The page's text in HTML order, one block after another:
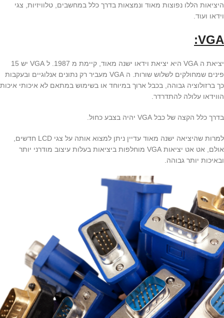
היציאות הללו נפוצות מאוד ונמצאות בדרך כלל במחשבים, טלוויזיות, צגי
וידאו ועוד.
VGA:
יציאת ה VGA היא יציאת וידאו ישנה מאוד, קיימת מ 1987. ל VGA יש 15
פינים שמחולקים לשלוש שורות. ה VGA מעביר רק נתונים אנלוגיים ובעקבות
כך ברזולוציה גבוהה, בכבל ארוך במיוחד או בשימוש במתאם לא איכותי איכות
הווידאו עלולה להתדרדר.
בדרך כלל הקצה של כבל VGA יהיה בצבע כחול.
למרות שהיציאה ישנה מאוד עדיין ניתן למצוא אותה על צגי LCD חדשים,
אולם, אט אט יציאות VGA מוחלפות ביציאות בעלות עיצוב מודרני יותר
ובאיכות יותר גבוהה.